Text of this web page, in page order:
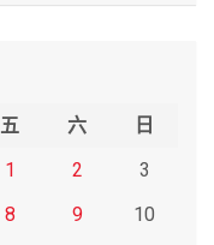
五 六
日
1
2
3
8 9
10